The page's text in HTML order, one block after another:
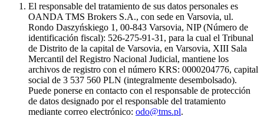
El responsable del tratamiento de sus datos personales es
OANDA TMS Brokers S.A., con sede en Varsovia, ul.
Rondo Daszyńskiego 1, 00-843 Varsovia, NIP (Número de
identificación fiscal): 526-275-91-31, para la cual el Tribunal
de Distrito de la capital de Varsovia, en Varsovia, XIII Sala
Mercantil del Registro Nacional Judicial, mantiene los
archivos de registro con el número KRS: 0000204776, capital
social de 3 537 560 PLN (integralmente desembolsado).
Puede ponerse en contacto con el responsable de protección
de datos designado por el responsable del tratamiento
mediante correo electrónico: odo@tms.pl.